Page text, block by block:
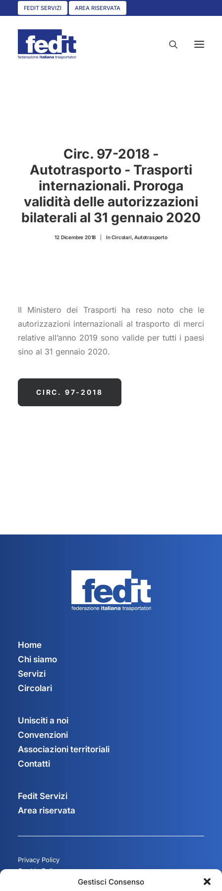
Gestisci Consenso
FEDIT SERVIZI AREA RISERVATA
UNISCITI A NOI
CONVENZIONI
ASSOCIAZIONI TERRITORIALI
Circ. 97-2018 -
Autotrasporto - Trasporti
internazionali. Proroga
validità delle autorizzazioni
bilaterali al 31 gennaio 2020
12 Dicembre 2018 InCircolari,Autotrasporto
Il Ministero dei Trasporti ha reso noto che le
autorizzazioni internazionali al trasporto di merci
relative all’anno 2019 sono valide per tutti i paesi
sino al 31 gennaio 2020.
CIRC. 97-2018
Home
Chi siamo
Servizi
Circolari
Unisciti a noi
Convenzioni
Associazioni territoriali
Contatti
Fedit Servizi
Area riservata
Privacy Policy
Cookie Policy